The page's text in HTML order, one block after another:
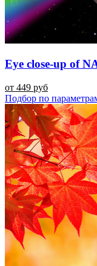
Eye close-up of
от 449 руб
Подбор по